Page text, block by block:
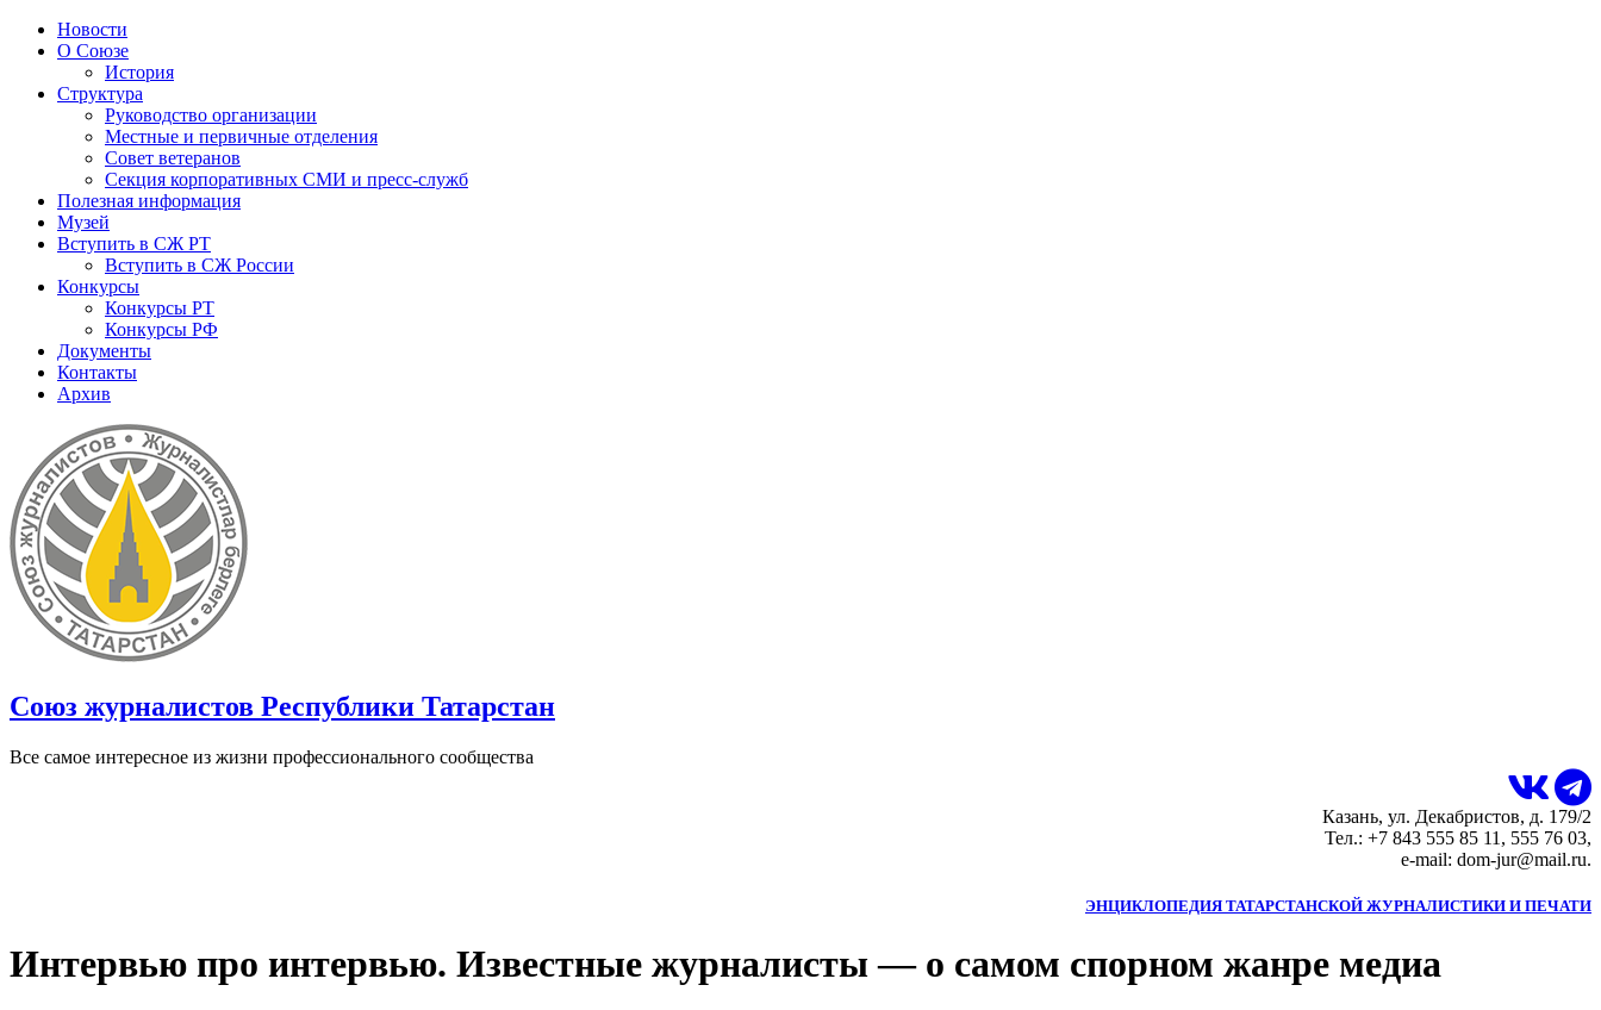
Новости
О Союзе
История
Структура
Руководство организации
Местные и первичные отделения
Совет ветеранов
Секция корпоративных СМИ и пресс-служб
Полезная информация
Музей
Вступить в СЖ РТ
Вступить в СЖ России
Конкурсы
Конкурсы РТ
Конкурсы РФ
Документы
Контакты
Архив
Союз журналистов Республики Татарстан
Все самое интересное из жизни профессионального сообщества
Казань, ул. Декабристов, д. 179/2
Тел.: +7 843 555 85 11, 555 76 03,
e-mail: dom-jur@mail.ru.
ЭНЦИКЛОПЕДИЯ ТАТАРСТАНСКОЙ ЖУРНАЛИСТИКИ И ПЕЧАТИ
Интервью про интервью. Известные журналисты — о самом спорном жанре медиа